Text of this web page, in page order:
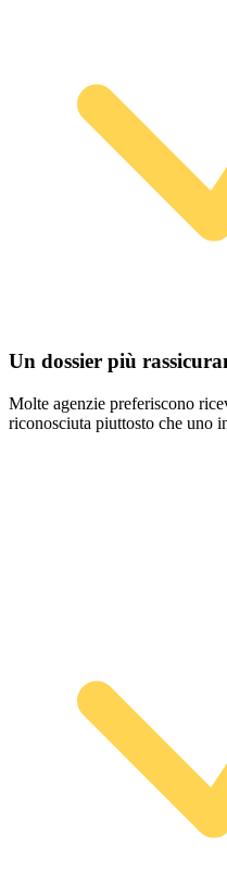
Un dossier più
Molte agenzie preferiscono
riconosciuta piuttosto che uno